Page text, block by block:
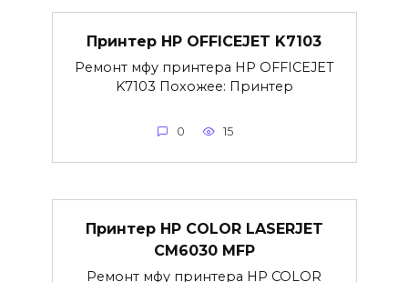
Принтер HP OFFICEJET K7103
Ремонт мфу принтера HP OFFICEJET
K7103 Похожее: Принтер
0 15
Принтер HP COLOR LASERJET
CM6030 MFP
Ремонт мфу принтера HP COLOR